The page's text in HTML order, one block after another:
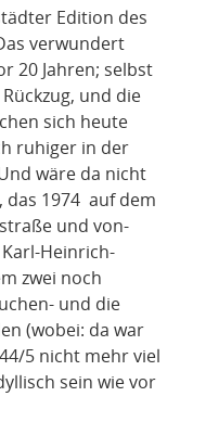
Edition des
verwundert
20 Jahren; selbst
und die
sich heute
ruhiger in der
wäre da nicht
das 1974 auf dem
und von-
Heinrich-
zwei noch
und die
(wobei: da war
5 nicht mehr viel
sein wie vor